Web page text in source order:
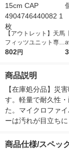
【アウトレット】天馬
フィッツユニット専用
棚 15cm CAP 490474
802円
商品説明
【在庫処分品】災
す。軽量で耐久性
た。マイクロファ
ーは汚れが目立ちに
商品仕様/スペッ